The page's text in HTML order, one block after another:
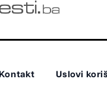
Kontakt Uslovi